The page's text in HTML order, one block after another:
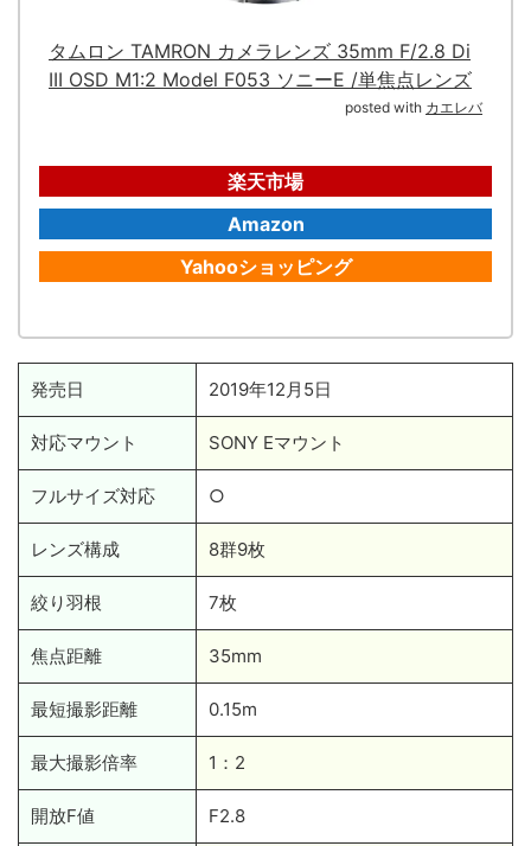
タムロン TAMRON カメラレンズ 35mm F/2.8 Di
III OSD M1:2 Model F053 ソニーE /単焦点レンズ
posted with カエレバ
楽天市場
Amazon
Yahooショッピング
発売日 2019年12月5日
対応マウント SONY Eマウント
フルサイズ対応 ○
レンズ構成 8群9枚
絞り羽根 7枚
焦点距離 35mm
最短撮影距離 0.15m
最大撮影倍率 1：2
開放F値 F2.8